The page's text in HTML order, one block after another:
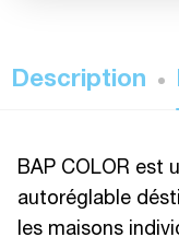
Description
BAP COLOR est
autoréglable
les maisons